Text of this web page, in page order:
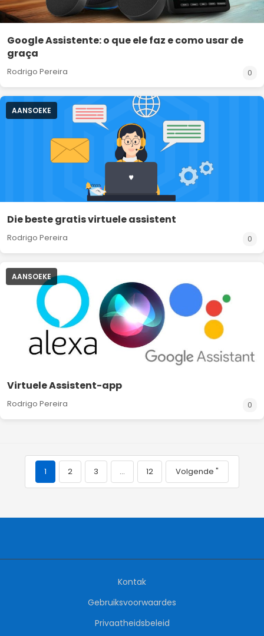
Google Assistente: o que ele faz e como usar de
graça
Rodrigo Pereira 0
AANSOEKE
Die beste gratis virtuele assistent
Rodrigo Pereira 0
AANSOEKE
Virtuele Assistent-app
Rodrigo Pereira 0
1 2 3 … 12 Volgende "
Kontak
Gebruiksvoorwaardes
Privaatheidsbeleid